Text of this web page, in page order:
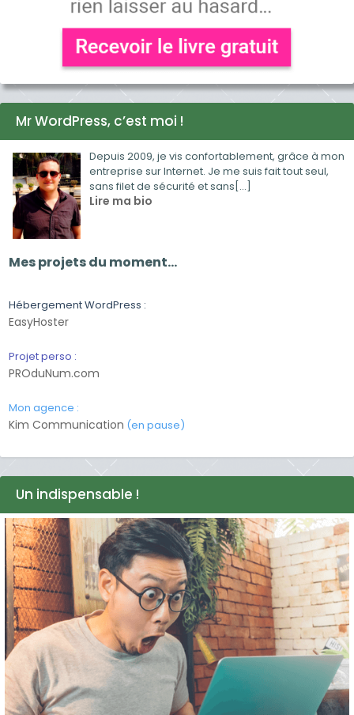
Mr WordPress, c’est moi !
Depuis 2009, je vis confortablement, grâce à mon
entreprise sur Internet. Je me suis fait tout seul,
sans filet de sécurité et sans[...]
Lire ma bio
Mes projets du moment…
Hébergement WordPress :
EasyHoster
Projet perso :
PROduNum.com
Mon agence :
Kim Communication (en pause)
Un indispensable !